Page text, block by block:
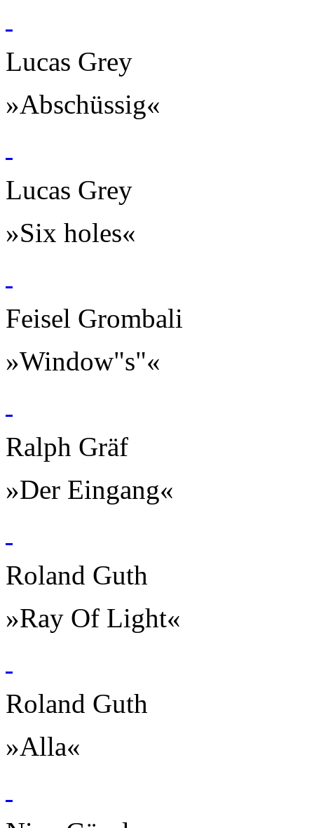
Lucas Grey
»Abschüssig«
Lucas Grey
»Six holes«
Feisel Grombali
»Window"s"«
Ralph Gräf
»Der Eingang«
Roland Guth
»Ray Of Light«
Roland Guth
»Alla«